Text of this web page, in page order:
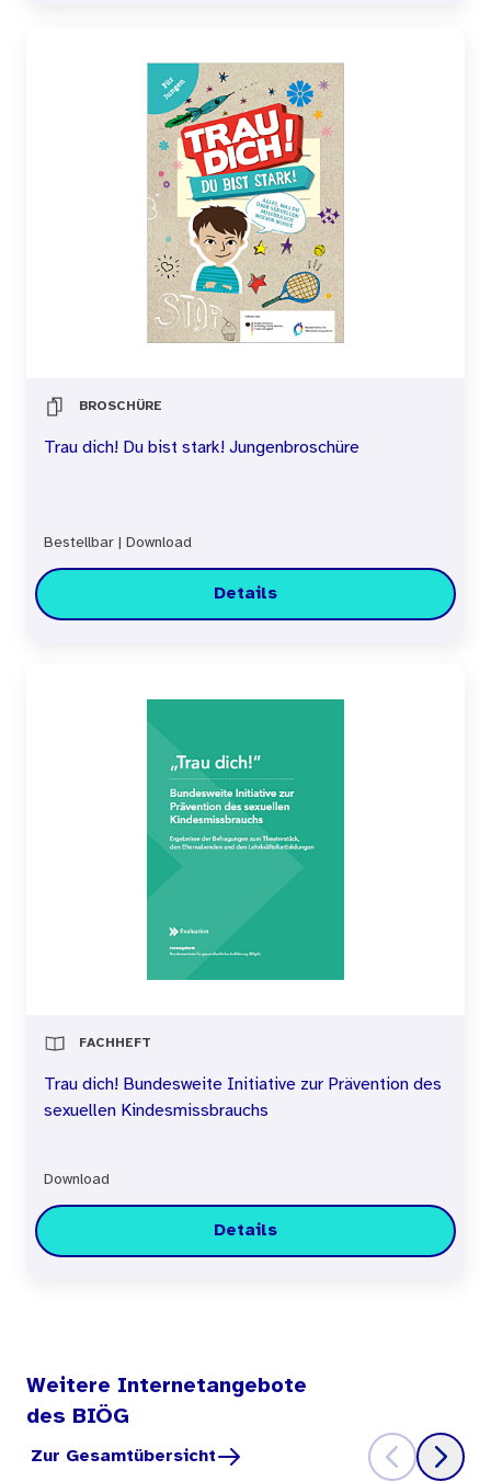
BROSCHÜRE
Trau dich! Du bist stark! Jungenbroschüre
Bestellbar Download
Details
FACHHEFT
Trau dich! Bundesweite Initiative zur Prävention des
sexuellen Kindesmissbrauchs
Download
Details
Weitere Internetangebote
des BIÖG
Zur Gesamtübersicht